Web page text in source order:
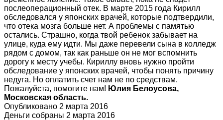
послеоперационный отек. В марте 2015 года Кирилл
обследовался у японских врачей, которые подтвердили,
что отека мозга больше нет. А проблемы с памятью
остались. Страшно, когда твой ребенок забывает на
улице, куда ему идти. Мы даже перевели сына в колледж
рядом с домом, так как раньше он не мог вспомнить
дорогу к месту учебы. Кириллу вновь нужно пройти
обследование у японских врачей, чтобы понять причину
недуга. Но оплатить счет нам не по средствам.
Пожалуйста, помогите нам! Юлия Белоусова,
Московская область.
Опубликовано 2 марта 2016
Деньги собраны 2 марта 2016